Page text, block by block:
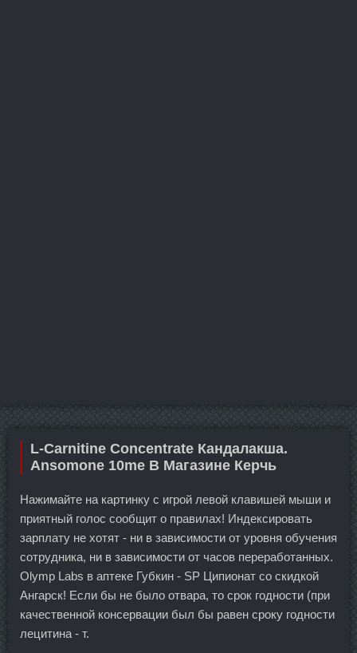
L-Carnitine Сoncentrate Кандалакша.
Ansomone 10me В Магазине Керчь
Нажимайте на картинку с игрой левой клавишей мыши и
приятный голос сообщит о правилах! Индексировать
зарплату не хотят - ни в зависимости от уровня обучения
сотрудника, ни в зависимости от часов переработанных.
Olymp Labs в аптеке Губкин - SP Ципионат со скидкой
Ангарск! Если бы не было отвара, то срок годности (при
качественной консервации был бы равен сроку годности
лецитина - т.